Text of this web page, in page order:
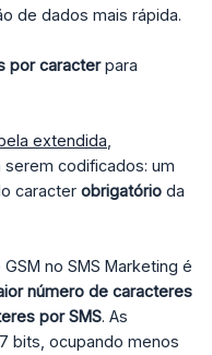
de dados mais rápida.
por caracterpara
extendida
serem codificados: um
caracter obrigatório da
no SMS Marketing é
número de caracteres
por SMS. As
bits, ocupando menos